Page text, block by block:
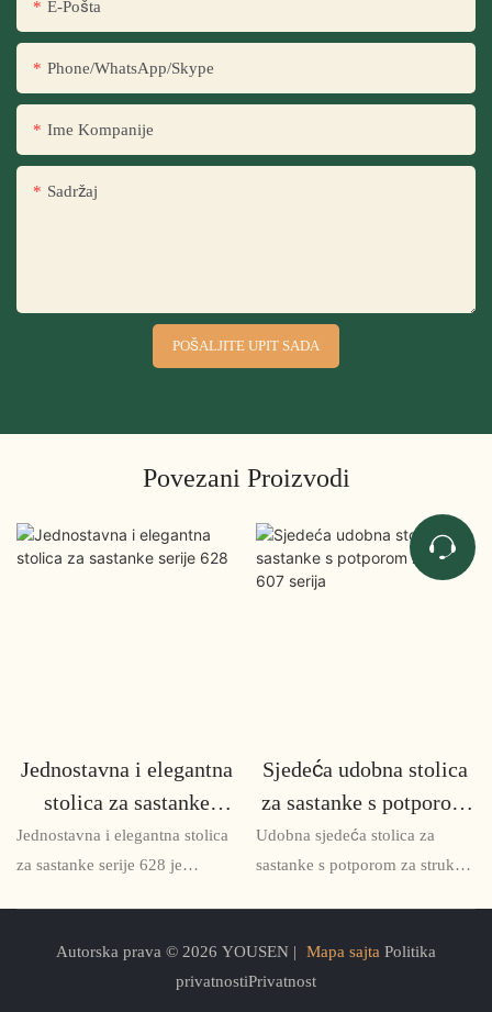
E-Pošta
Phone/WhatsApp/Skype
Ime Kompanije
Sadržaj
POŠALJITE UPIT SADA
Povezani Proizvodi
Jednostavna i elegantna
stolica za sastanke
serije 628
Jednostavna i elegantna stolica
za sastanke serije 628 je
konferencijske sobe i prostore
Sjedeća udobna stolica
za sastanke s potporom
za struk 607 serija
Udobna sjedeća stolica za
sastanke s potporom za struk
sesije gdje je udobnost
neophodna. Svojim
Autorska prava © 2026 YOUSEN | Mapa sajta Politika
privatnostiPrivatnost